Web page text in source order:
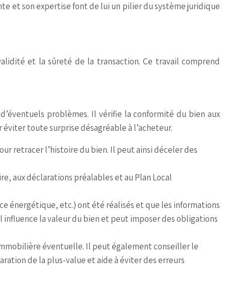
et son expertise font de lui un pilier du système juridique
et la sûreté de la transaction. Ce travail comprend
problèmes. Il vérifie la conformité du bien aux
toute surprise désagréable à l’acheteur.
retracer l’histoire du bien. Il peut ainsi déceler des
aux déclarations préalables et au Plan Local
énergétique, etc.) ont été réalisés et que les informations
la valeur du bien et peut imposer des obligations
éventuelle. Il peut également conseiller le
de la plus-value et aide à éviter des erreurs